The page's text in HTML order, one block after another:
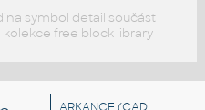
symbol detail součást
free block library
ARKANCE (CAD